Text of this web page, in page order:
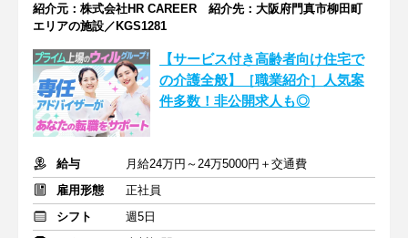
紹介元：株式会社HR CAREER 紹介先：大阪府門真市柳田町
エリアの施設／KGS1281
【サービス付き高齢者向け住宅で
の介護全般】［職業紹介］人気案
件多数！非公開求人も◎
給与
月給24万円～24万5000円＋交通費
雇用形態
正社員
シフト
週5日